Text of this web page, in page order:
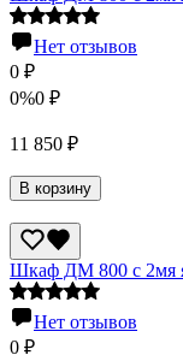
Нет отзывов
0 ₽
0%0 ₽
11 850 ₽
В корзину
Шкаф ДМ 800 с 2мя
Нет отзывов
0 ₽